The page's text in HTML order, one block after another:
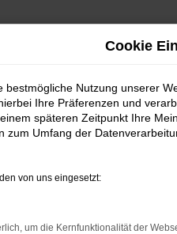
Cookie
bestmögliche Nutzung unserer
Ihre Präferenzen und
späteren Zeitpunkt Ihre
zum Umfang der
von uns eingesetzt:
um die Kernfunktionalität der